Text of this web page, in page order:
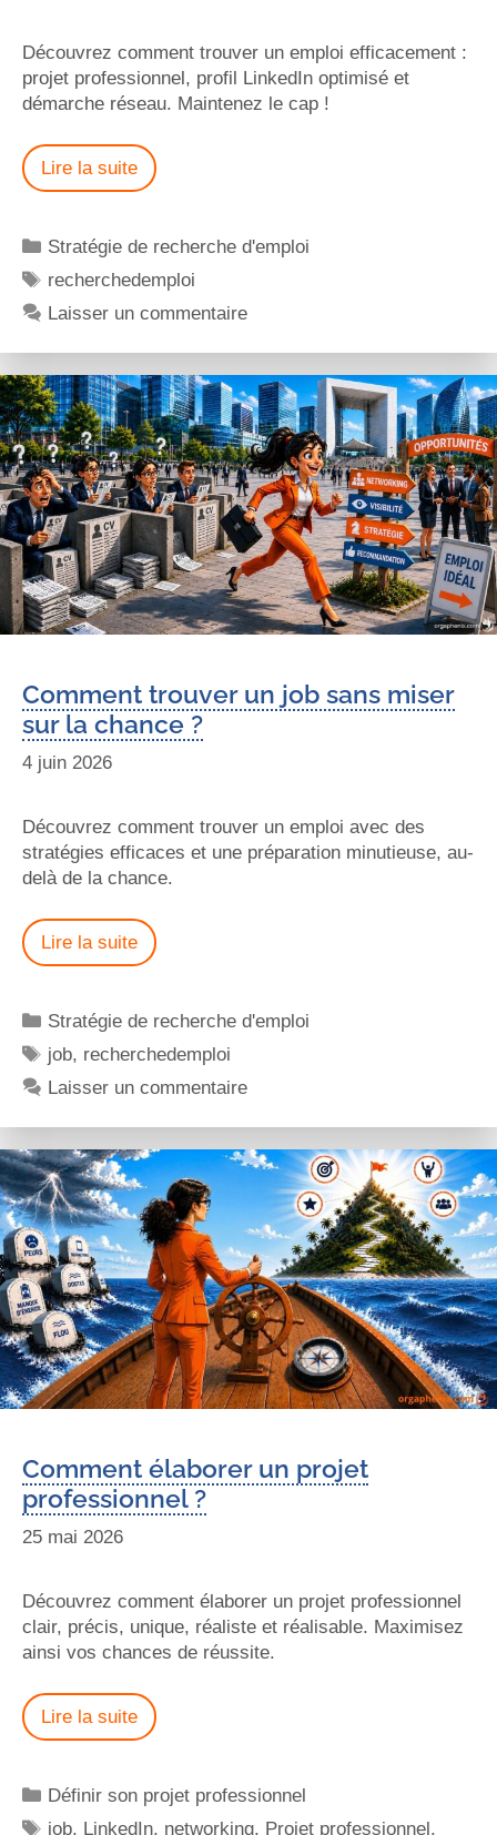
Découvrez comment trouver un emploi efficacement :
projet professionnel, profil LinkedIn optimisé et
démarche réseau. Maintenez le cap !
Lire la suite
Stratégie de recherche d'emploi
recherchedemploi
Laisser un commentaire
Comment trouver un job sans miser
sur la chance ?
4 juin 2026
Découvrez comment trouver un emploi avec des
stratégies efficaces et une préparation minutieuse, au-
delà de la chance.
Lire la suite
Stratégie de recherche d'emploi
job, recherchedemploi
Laisser un commentaire
Comment élaborer un projet
professionnel ?
25 mai 2026
Découvrez comment élaborer un projet professionnel
clair, précis, unique, réaliste et réalisable. Maximisez
ainsi vos chances de réussite.
Lire la suite
Définir son projet professionnel
job, LinkedIn, networking, Projet professionnel,